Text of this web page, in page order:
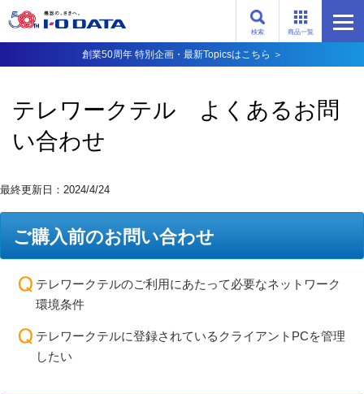
商品一覧
検索
創業50周年 特別企画・最新Topicsはこちら ＞
テレワークテル よくあるお問
い合わせ
最終更新日：2024/4/24
ご購入前のお問い合わせ
テレワークテルのご利用にあたって必要なネットワーク
環境条件
テレワークテルに登録されているクライアントPCを管理
したい